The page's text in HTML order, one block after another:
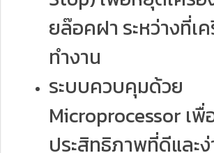
ยล๊อคฝา ระหว่างที่เ
ทำงาน
ระบบควบคุมด้วย
Microprocessor เพื่
ประสิทธิภาพที่ดีและ